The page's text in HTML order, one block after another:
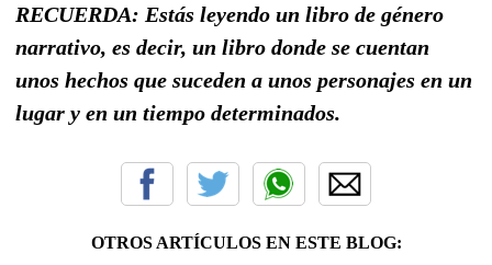
RECUERDA: Estás leyendo un libro de género
narrativo, es decir, un libro donde se cuentan
unos hechos que suceden a unos personajes en un
lugar y en un tiempo determinados.
OTROS ARTÍCULOS EN ESTE BLOG: